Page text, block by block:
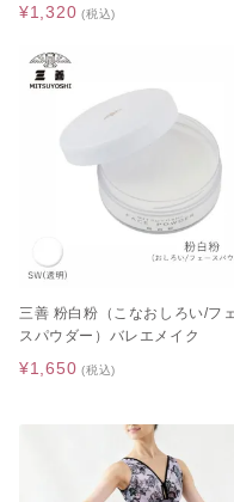
¥1,320 (税込)
三善 粉白粉（こなおしろい/フ
スパウダー）バレエメイク
¥1,650 (税込)